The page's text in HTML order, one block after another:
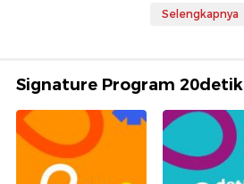
Selengkapnya
Signature Program 20detik